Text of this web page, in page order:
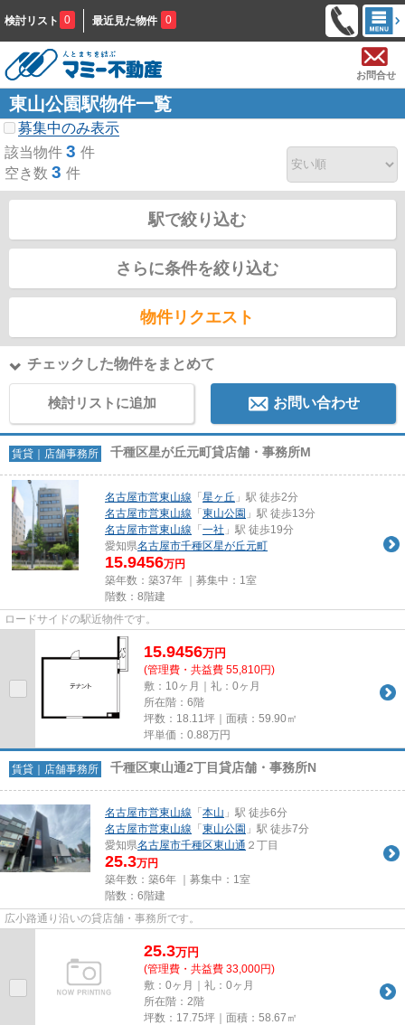
検討リスト 0 最近見た物件 0
お問合せ
東山公園駅物件一覧
募集中のみ表示
該当物件 3 件
空き数 3 件
駅で絞り込む
さらに条件を絞り込む
物件リクエスト
チェックした物件をまとめて
検討リストに追加 お問い合わせ
賃貸｜店舗事務所 千種区星が丘元町貸店舗・事務所M
名古屋市営東山線 「 星ヶ丘 」駅 徒歩2分
名古屋市営東山線 「 東山公園 」駅 徒歩13分
名古屋市営東山線 「 一社 」駅 徒歩19分
愛知県名古屋市千種区星が丘元町
15.9456万円
築年数：築37年 ｜募集中： 1室
階数：8階建
ロードサイドの駅近物件です。
15.9456万円
(管理費・共益費 55,810円)
敷：10ヶ月｜礼：0ヶ月
所在階：6階
坪数：18.11坪｜面積：59.90㎡
坪単価： 0.88万円
賃貸｜店舗事務所 千種区東山通2丁目貸店舗・事務所N
名古屋市営東山線 「 本山 」駅 徒歩6分
名古屋市営東山線 「 東山公園 」駅 徒歩7分
愛知県名古屋市千種区東山通 ２丁目
25.3万円
築年数：築6年 ｜募集中： 1室
階数：6階建
広小路通り沿いの貸店舗・事務所です。
25.3万円
(管理費・共益費 33,000円)
敷：0ヶ月｜礼：0ヶ月
所在階：2階
坪数：17.75坪｜面積：58.67㎡